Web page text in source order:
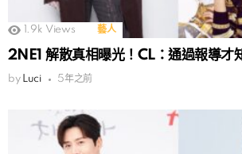
1.9k Views 藝人
2NE1 解散真相曝光！CL：通過報導才
by Luci 5年之前